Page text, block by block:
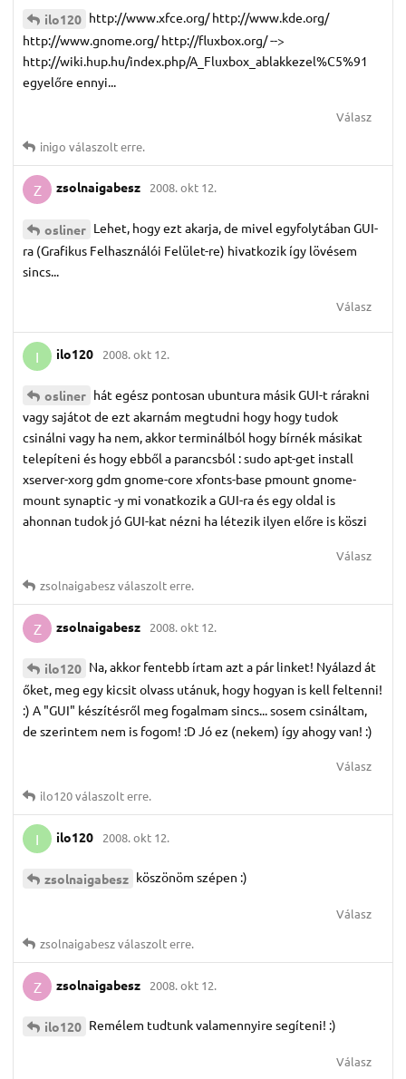
ilo120 http://www.xfce.org/ http://www.kde.org/
http://www.gnome.org/ http://fluxbox.org/ -->
http://wiki.hup.hu/index.php/A_Fluxbox_ablakkezel%C5%91
egyelőre ennyi...
Válasz
inigo válaszolt erre.
Z zsolnaigabesz 2008. okt 12.
osliner Lehet, hogy ezt akarja, de mivel egyfolytában GUI-
ra (Grafikus Felhasználói Felület-re) hivatkozik így lövésem
sincs...
Válasz
I ilo120 2008. okt 12.
osliner hát egész pontosan ubuntura másik GUI-t rárakni
vagy sajátot de ezt akarnám megtudni hogy hogy tudok
csinálni vagy ha nem, akkor terminálból hogy bírnék másikat
telepíteni és hogy ebből a parancsból : sudo apt-get install
xserver-xorg gdm gnome-core xfonts-base pmount gnome-
mount synaptic -y mi vonatkozik a GUI-ra és egy oldal is
ahonnan tudok jó GUI-kat nézni ha létezik ilyen előre is köszi
Válasz
zsolnaigabeszválaszolt erre.
Z zsolnaigabesz 2008. okt 12.
ilo120 Na, akkor fentebb írtam azt a pár linket! Nyálazd át
őket, meg egy kicsit olvass utánuk, hogy hogyan is kell feltenni!
:) A "GUI" készítésről meg fogalmam sincs... sosem csináltam,
de szerintem nem is fogom! :D Jó ez (nekem) így ahogy van! :)
Válasz
ilo120válaszolt erre.
I ilo120 2008. okt 12.
zsolnaigabesz köszönöm szépen :)
Válasz
zsolnaigabeszválaszolt erre.
Z zsolnaigabesz 2008. okt 12.
ilo120 Remélem tudtunk valamennyire segíteni! :)
Válasz